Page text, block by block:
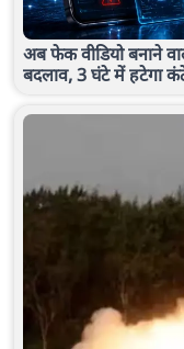
अब फेक वीडियो बनाने
बदलाव, 3 घंटे में हटेगा